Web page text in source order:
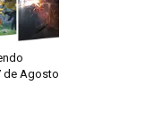
de Agosto